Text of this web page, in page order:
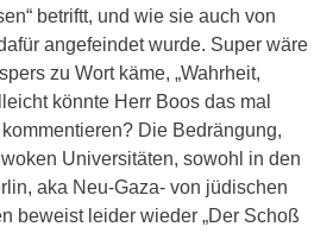
betriftt, und wie sie auch von
angefeindet wurde. Super wäre
zu Wort käme, „Wahrheit,
könnte Herr Boos das mal
Die Bedrängung,
woken Universitäten, sowohl in den
aka Neu-Gaza- von jüdischen
beweist leider wieder „Der Schoß